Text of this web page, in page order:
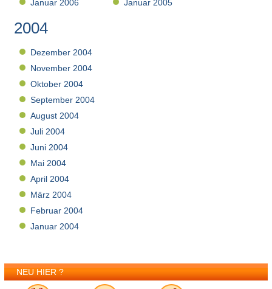
Januar 2006
Januar 2005
2004
Dezember 2004
November 2004
Oktober 2004
September 2004
August 2004
Juli 2004
Juni 2004
Mai 2004
April 2004
März 2004
Februar 2004
Januar 2004
NEU HIER ?